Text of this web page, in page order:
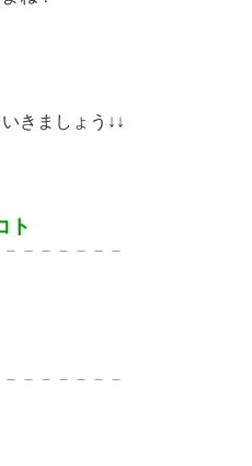
きましょう↓↓
ト
－－－－－－－
－－－－－－－